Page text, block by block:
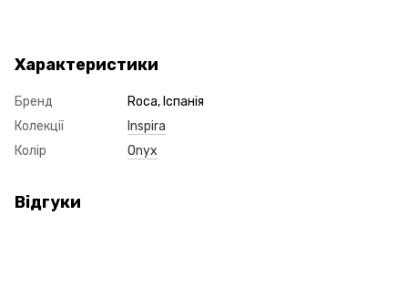
Характеристики
Бренд
Roca, Іспанія
Колекції
Inspira
Колір
Onyx
Відгуки